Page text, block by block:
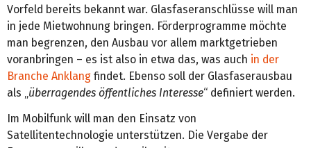
Vorfeld bereits bekannt war. Glasfaseranschlüsse will man
in jede Mietwohnung bringen. Förderprogramme möchte
man begrenzen, den Ausbau vor allem marktgetrieben
voranbringen – es ist also in etwa das, was auch in der
Branche Anklang findet. Ebenso soll der Glasfaserausbau
als „ überragendes öffentliches Interesse“ definiert werden.
Im Mobilfunk will man den Einsatz von
Satellitentechnologie unterstützen. Die Vergabe der